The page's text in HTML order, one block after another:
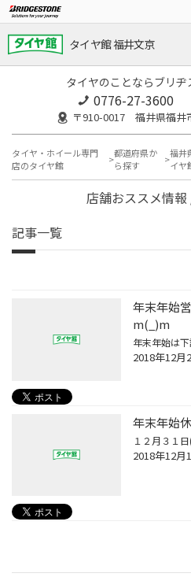
タイヤ館 福井文京
タイヤのことならブリ
0776-27-3600
〒910-0017 福井県福井
タイヤ・ホイール専門
店のタイヤ館
都道府県か
ら探す
福井
イヤ
店舗おススメ情
記事一覧
年末年始
m(_)m
2018年12月
年末年始
2018年12月